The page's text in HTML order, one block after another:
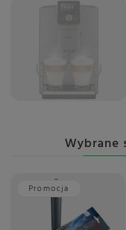
Wybrane
Promocja